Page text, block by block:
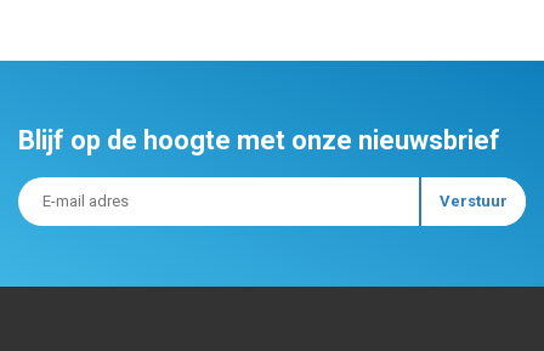
Blijf op de hoogte met onze nieuwsbrief